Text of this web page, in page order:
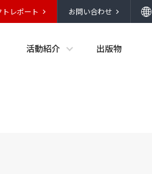
レポート お問い合わせ
活動紹介 出版物